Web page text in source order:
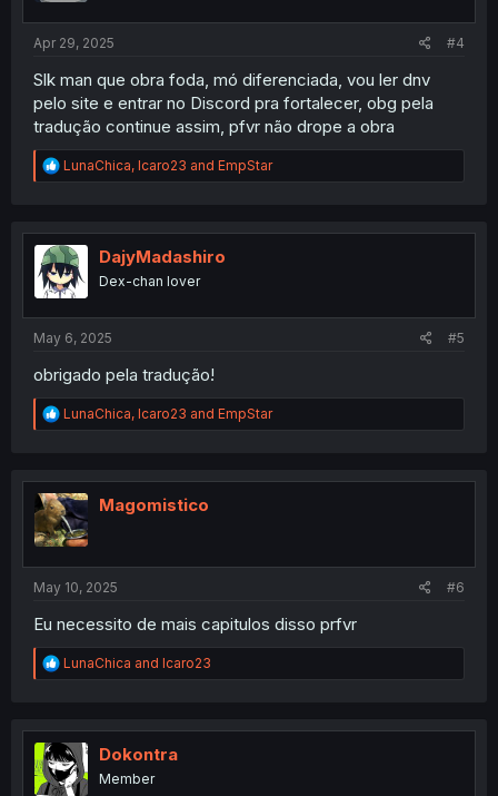
Apr 29, 2025 #4
Slk man que obra foda, mó diferenciada, vou ler dnv
pelo site e entrar no Discord pra fortalecer, obg pela
tradução continue assim, pfvr não drope a obra
R
e
t
i
o
n
LunaChica, Icaro23 and EmpStar
DajyMadashiro
Dex-chan lover
May 6, 2025 #5
obrigado pela tradução!
R
e
t
i
o
n
LunaChica, Icaro23 and EmpStar
Magomistico
May 10, 2025 #6
Eu necessito de mais capitulos disso prfvr
R
e
t
i
o
n
LunaChica and Icaro23
Dokontra
Member